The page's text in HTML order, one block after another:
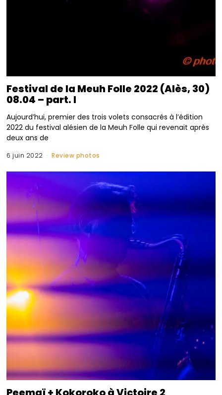
Festival de la Meuh Folle 2022 (Alès, 30)
08.04 – part. I
Aujourd’hui, premier des trois volets consacrés à l’édition
2022 du festival alésien de la Meuh Folle qui revenait après
deux ans de
6 juin 2022 Review photos